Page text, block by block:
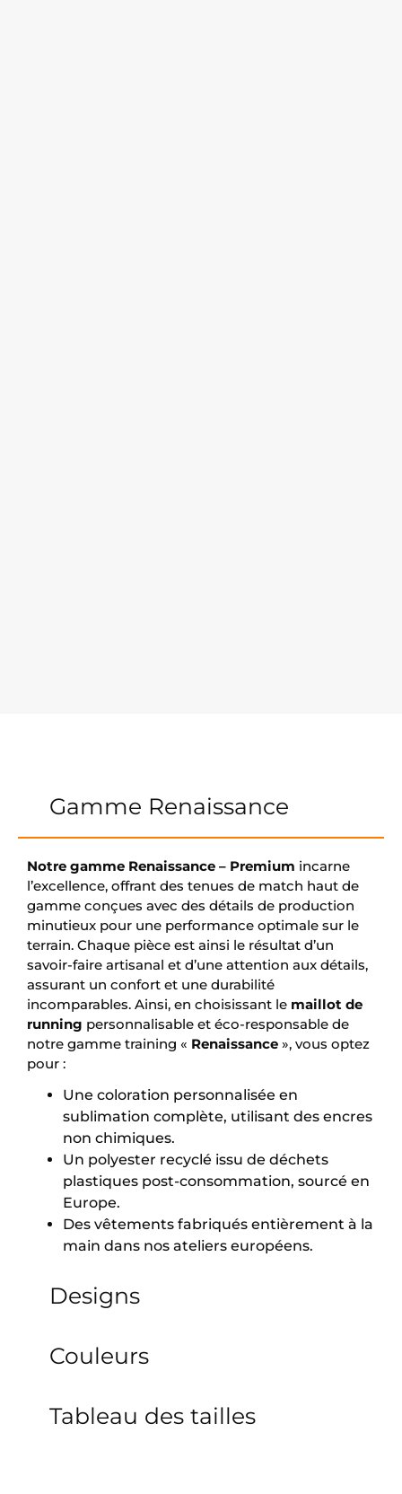
Gamme Renaissance
Designs
Couleurs
Tableau des tailles
Notre gamme Renaissance – Premium incarne
l’excellence, offrant des tenues de match haut de
gamme conçues avec des détails de production
minutieux pour une performance optimale sur le
terrain. Chaque pièce est ainsi le résultat d’un
savoir-faire artisanal et d’une attention aux détails,
assurant un confort et une durabilité
incomparables. Ainsi, en choisissant le maillot de
running personnalisable et éco-responsable de
notre gamme training « Renaissance », vous optez
pour :
Une coloration personnalisée en
sublimation complète, utilisant des encres
non chimiques.
Un polyester recyclé issu de déchets
plastiques post-consommation, sourcé en
Europe.
Des vêtements fabriqués entièrement à la
main dans nos ateliers européens.